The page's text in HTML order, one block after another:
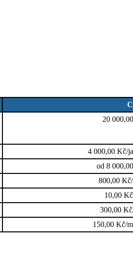
20
4 000,00 Kč/
od 8
800,00
10,00
300,00
150,00 Kč/